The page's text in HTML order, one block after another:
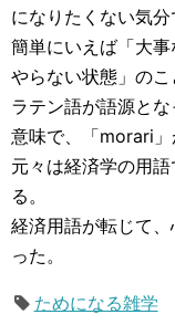
になりたくない気分
簡単にいえば「大事
やらない状態」のこ
ラテン語が語源と
意味で、「morari」
元々は経済学の用
る。
経済用語が転じて
った。
ためになる雑学